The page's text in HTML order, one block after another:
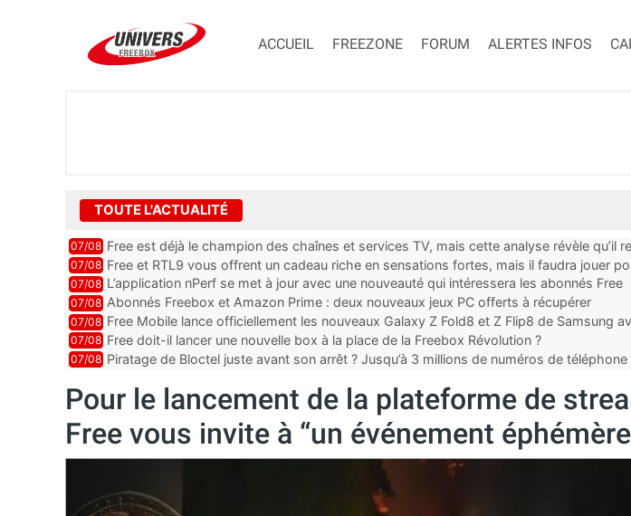
ACCUEIL FREEZONE FORUM ALERTES INFOS
TOUTE L'ACTUALITÉ
07/08 Free est déjà le champion des chaînes et services TV, mais cette analyse révèle qu’il
encore au moin...
07/08 Free et RTL9 vous offrent un cadeau riche en sensations fortes, mais il faudra jouer
l’obtenir
07/08 L’application nPerf se met à jour avec une nouveauté qui intéressera les abonnés Free
Mobile, Orange, SFR ...
07/08 Abonnés Freebox et Amazon Prime : deux nouveaux jeux PC offerts à récupérer
07/08 Free Mobile lance officiellement les nouveaux Galaxy Z Fold8 et Z Flip8 de Samsung
des promos et des cadeaux
07/08 Free doit-il lancer une nouvelle box à la place de la Freebox Révolution ?
07/08 Piratage de Bloctel juste avant son arrêt ? Jusqu’à 3 millions de numéros de téléphone
Pour le lancement de la plateforme de
Free vous invite à “un événement